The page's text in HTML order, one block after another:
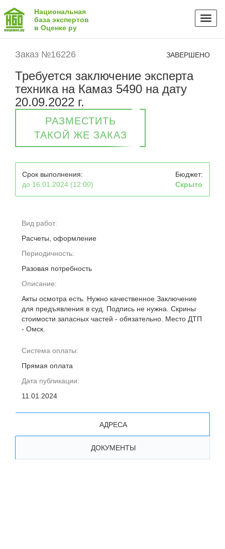
Национальная
база экспертов
в Оценке ру
Заказ №16226 ЗАВЕРШЕНО
Требуется заключение эксперта
техника на Камаз 5490 на дату
20.09.2022 г.
РАЗМЕСТИТЬ
ТАКОЙ ЖЕ ЗАКАЗ
Срок выполнения:
до 16.01.2024 (12:00)
Бюджет:
Скрыто
Вид работ:
Расчеты, оформление
Периодичность:
Разовая потребность
Описание:
Акты осмотра есть. Нужно качественное Заключение
для предъявления в суд. Подпись не нужна. Скрины
стоимости запасных частей - обязательно. Место ДТП
- Омск.
Система оплаты:
Прямая оплата
Дата публикации:
11.01.2024
АДРЕСА
ДОКУМЕНТЫ